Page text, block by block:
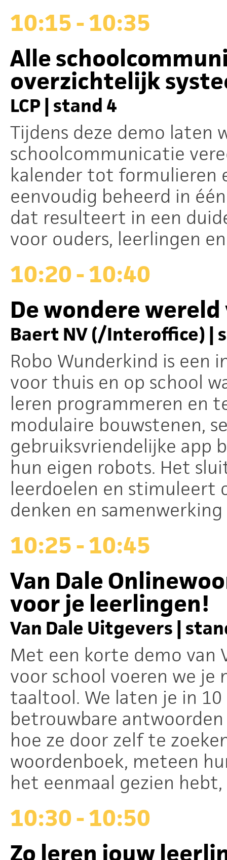
10:15 - 10:35
Alle
overzichtelijk
LCP | stand 4
Tijdens deze demo laten
schoolcommunicatie
kalender tot formulieren
eenvoudig beheerd in
dat resulteert in een
voor ouders, leerlingen
10:20 - 10:40
De wondere wereld
Baert NV (/Interoffice) |
Robo Wunderkind is een
voor thuis en op school
leren programmeren en
modulaire bouwstenen,
gebruiksvriendelijke app
hun eigen robots. Het
leerdoelen en stimuleert
denken en
10:25 - 10:45
Van Dale
voor je leerlingen!
Van Dale Uitgevers |
Met een korte demo van
voor school voeren we je
taaltool. We laten je in
betrouwbare
hoe ze door zelf te
woordenboek, meteen
het eenmaal gezien
10:30 - 10:50
Zo leren jouw